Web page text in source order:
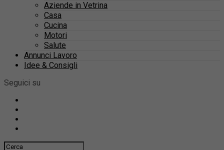
Aziende in Vetrina
Casa
Cucina
Motori
Salute
Annunci Lavoro
Idee & Consigli
Seguici su